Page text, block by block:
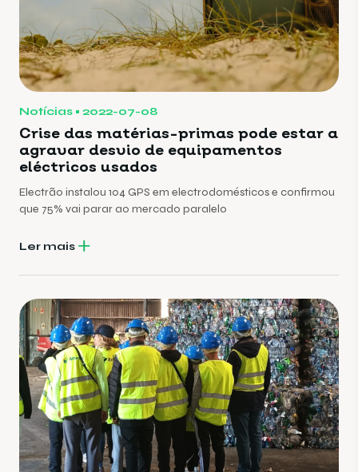
Notícias 2022-07-08
Crise das matérias-primas pode estar a
agravar desvio de equipamentos
eléctricos usados
Electrão instalou 104 GPS em electrodomésticos e confirmou
que 75% vai parar ao mercado paralelo
Ler mais